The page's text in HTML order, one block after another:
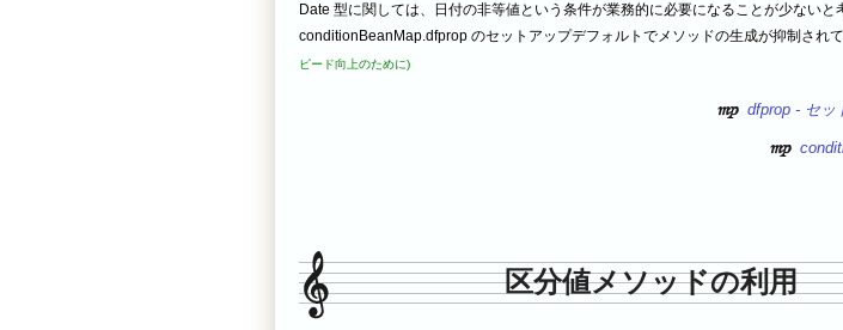
Date 型に関しては、日付の非等値という条件が業務的に必要になることが少ないと
conditionBeanMap.dfprop のセットアップデフォルトでメソッドの生成が抑制されて
ピード向上のために)
dfprop - セッ
区分値メソッドの利用